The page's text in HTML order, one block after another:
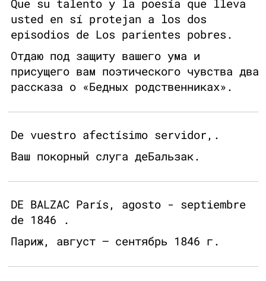
Que su talento y la poesía que lleva
usted en sí protejan a los dos
episodios de Los parientes pobres.
Отдаю под защиту вашего ума и
присущего вам поэтического чувства два
рассказа о «Бедных родственниках».
De vuestro afectísimo servidor,.
Ваш покорный слуга дeБальзак.
DE BALZAC París, agosto - septiembre
de 1846 .
Париж, август – сентябрь 1846 г.